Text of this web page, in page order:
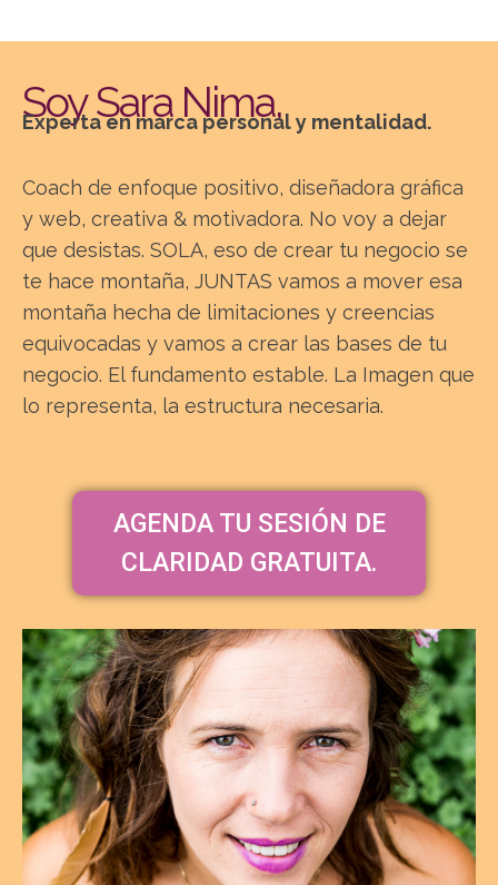
Soy Sara Nima,
Experta en marca personal y mentalidad.
Coach de enfoque positivo, diseñadora gráfica
y web, creativa & motivadora. No voy a dejar
que desistas. SOLA, eso de crear tu negocio se
te hace montaña, JUNTAS vamos a mover esa
montaña hecha de limitaciones y creencias
equivocadas y vamos a crear las bases de tu
negocio. El fundamento estable. La Imagen que
lo representa, la estructura necesaria.
AGENDA TU SESIÓN DE
CLARIDAD GRATUITA.